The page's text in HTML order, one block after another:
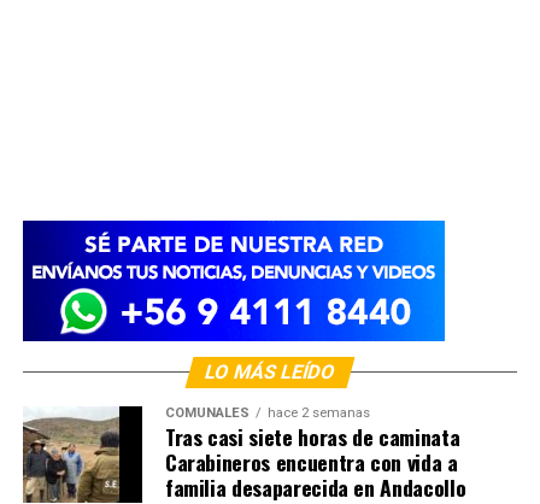
LO MÁS LEÍDO
COMUNALES hace 2 semanas
Tras casi siete horas de caminata
Carabineros encuentra con vida a
familia desaparecida en Andacollo